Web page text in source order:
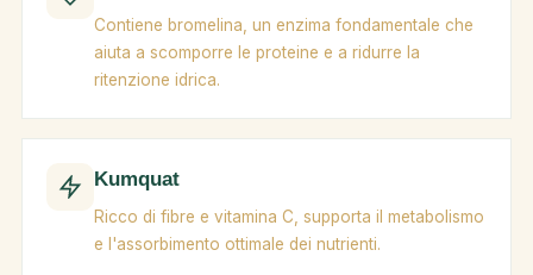
Contiene bromelina, un enzima fondamentale che
aiuta a scomporre le proteine e a ridurre la
ritenzione idrica.
Kumquat
Ricco di fibre e vitamina C, supporta il metabolismo
e l'assorbimento ottimale dei nutrienti.